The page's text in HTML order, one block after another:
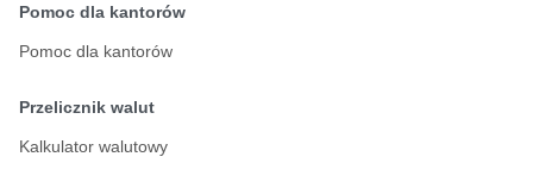
Pomoc dla kantorów
Pomoc dla kantorów
Przelicznik walut
Kalkulator walutowy